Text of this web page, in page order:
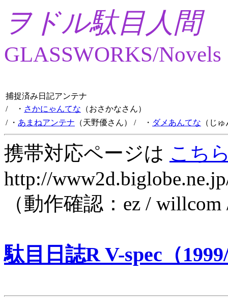
ヲドル駄目人間
GLASSWORKS/Novels
捕捉済み日記アンテナ
/ ・ さかにゃんてな （おさかなさん）
/ ・ あまねアンテナ （天野優さん） / ・ ダメあんてな （じ
携帯対応ページは こち
http://
（動作確認：ez /
駄目日誌R V-spec（